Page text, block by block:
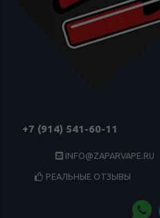
+7 (914) 541-60-11
INFO@ZAPARVAPE.RU
РЕАЛЬНЫЕ ОТЗЫВЫ